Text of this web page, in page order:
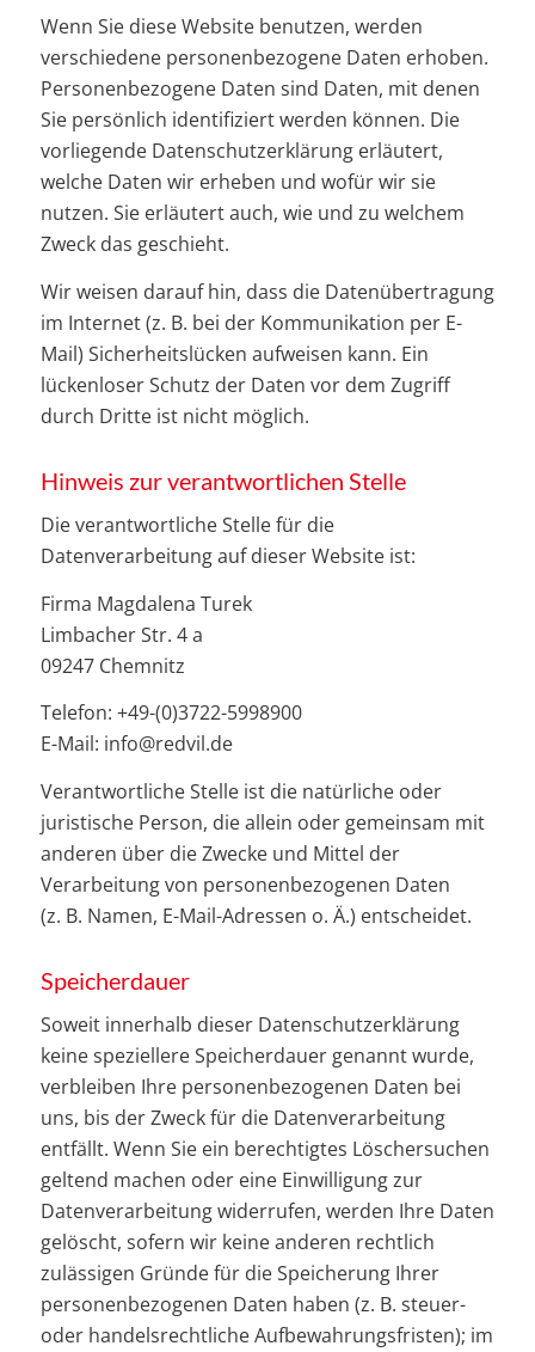
Wenn Sie diese Website benutzen, werden
verschiedene personenbezogene Daten erhoben.
Personenbezogene Daten sind Daten, mit denen
Sie persönlich identifiziert werden können. Die
vorliegende Datenschutzerklärung erläutert,
welche Daten wir erheben und wofür wir sie
nutzen. Sie erläutert auch, wie und zu welchem
Zweck das geschieht.
Wir weisen darauf hin, dass die Datenübertragung
im Internet (z. B. bei der Kommunikation per E-
Mail) Sicherheitslücken aufweisen kann. Ein
lückenloser Schutz der Daten vor dem Zugriff
durch Dritte ist nicht möglich.
Hinweis zur verantwortlichen Stelle
Die verantwortliche Stelle für die
Datenverarbeitung auf dieser Website ist:
Firma Magdalena Turek
Limbacher Str. 4 a
09247 Chemnitz
Telefon: +49-(0)3722-5998900
E-Mail: info@redvil.de
Verantwortliche Stelle ist die natürliche oder
juristische Person, die allein oder gemeinsam mit
anderen über die Zwecke und Mittel der
Verarbeitung von personenbezogenen Daten
(z. B. Namen, E-Mail-Adressen o. Ä.) entscheidet.
Speicherdauer
Soweit innerhalb dieser Datenschutzerklärung
keine speziellere Speicherdauer genannt wurde,
verbleiben Ihre personenbezogenen Daten bei
uns, bis der Zweck für die Datenverarbeitung
entfällt. Wenn Sie ein berechtigtes Löschersuchen
geltend machen oder eine Einwilligung zur
Datenverarbeitung widerrufen, werden Ihre Daten
gelöscht, sofern wir keine anderen rechtlich
zulässigen Gründe für die Speicherung Ihrer
personenbezogenen Daten haben (z. B. steuer-
oder handelsrechtliche Aufbewahrungsfristen); im